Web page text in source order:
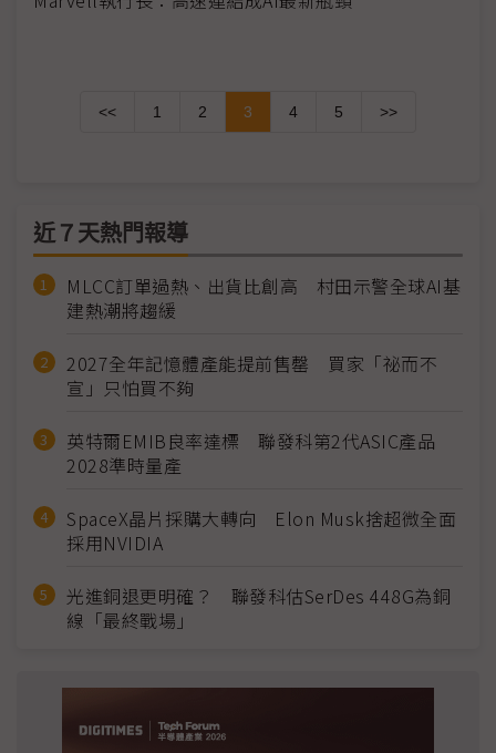
<< 1 2 3 4 5 >>
近７天熱門報導
MLCC訂單過熱、出貨比創高 村田示警全球AI基
建熱潮將趨緩
2027全年記憶體產能提前售罄 買家「祕而不
宣」只怕買不夠
英特爾EMIB良率達標 聯發科第2代ASIC產品
2028準時量產
SpaceX晶片採購大轉向 Elon Musk捨超微全面
採用NVIDIA
光進銅退更明確？ 聯發科估SerDes 448G為銅
線「最終戰場」